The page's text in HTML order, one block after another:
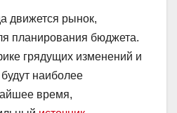
движется рынок,
планирования бюджета.
грядущих изменений и
наиболее
время,